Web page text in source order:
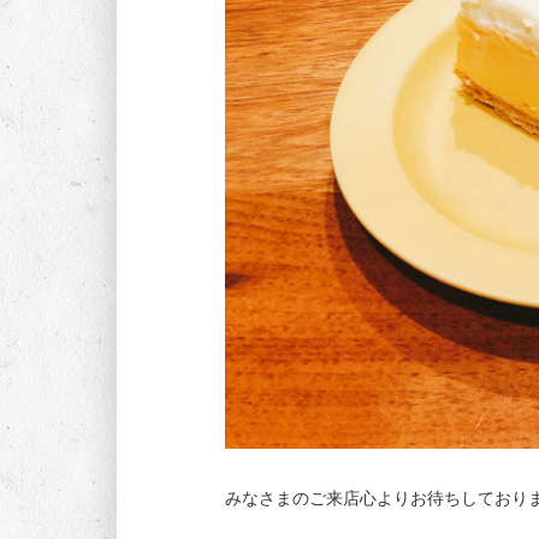
みなさまのご来店心よりお待ちしており